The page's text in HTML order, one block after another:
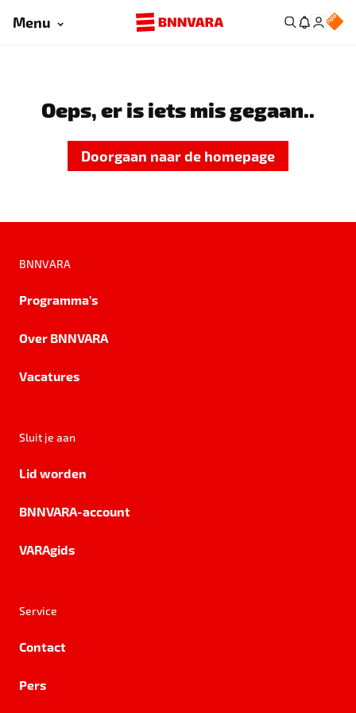
Menu
Oeps, er is iets mis gegaan..
Doorgaan naar de homepage
BNNVARA
Programma's
Over BNNVARA
Vacatures
Sluit je aan
Lid worden
BNNVARA-account
VARAgids
Service
Contact
Pers